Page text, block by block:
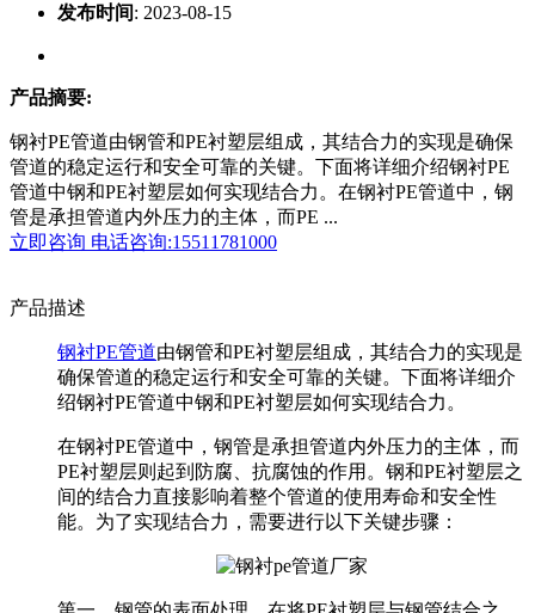
发布时间: 2023-08-15
产品摘要:
钢衬PE管道由钢管和PE衬塑层组成，其结合力的实现是确保
管道的稳定运行和安全可靠的关键。下面将详细介绍钢衬PE
管道中钢和PE衬塑层如何实现结合力。在钢衬PE管道中，钢
管是承担管道内外压力的主体，而PE ...
立即咨询 电话咨询:15511781000
产品描述
钢衬PE管道由钢管和PE衬塑层组成，其结合力的实现是
确保管道的稳定运行和安全可靠的关键。下面将详细介
绍钢衬PE管道中钢和PE衬塑层如何实现结合力。
在钢衬PE管道中，钢管是承担管道内外压力的主体，而
PE衬塑层则起到防腐、抗腐蚀的作用。钢和PE衬塑层之
间的结合力直接影响着整个管道的使用寿命和安全性
能。为了实现结合力，需要进行以下关键步骤：